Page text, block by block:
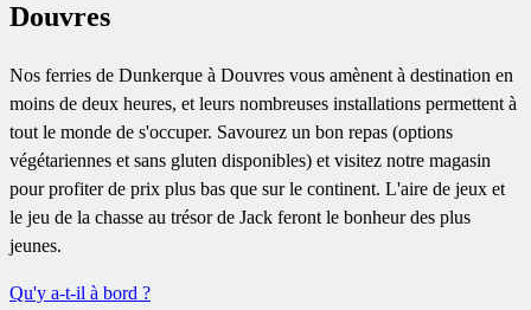
Douvres
Nos ferries de Dunkerque à Douvres vous amènent à destination en
moins de deux heures, et leurs nombreuses installations permettent à
tout le monde de s'occuper. Savourez un bon repas (options
végétariennes et sans gluten disponibles) et visitez notre magasin
pour profiter de prix plus bas que sur le continent. L'aire de jeux et
le jeu de la chasse au trésor de Jack feront le bonheur des plus
jeunes.
Qu'y a-t-il à bord ?